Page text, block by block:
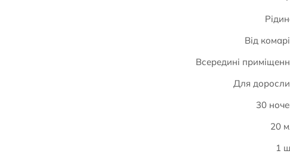
Від
Всередині
Для
30
20
1